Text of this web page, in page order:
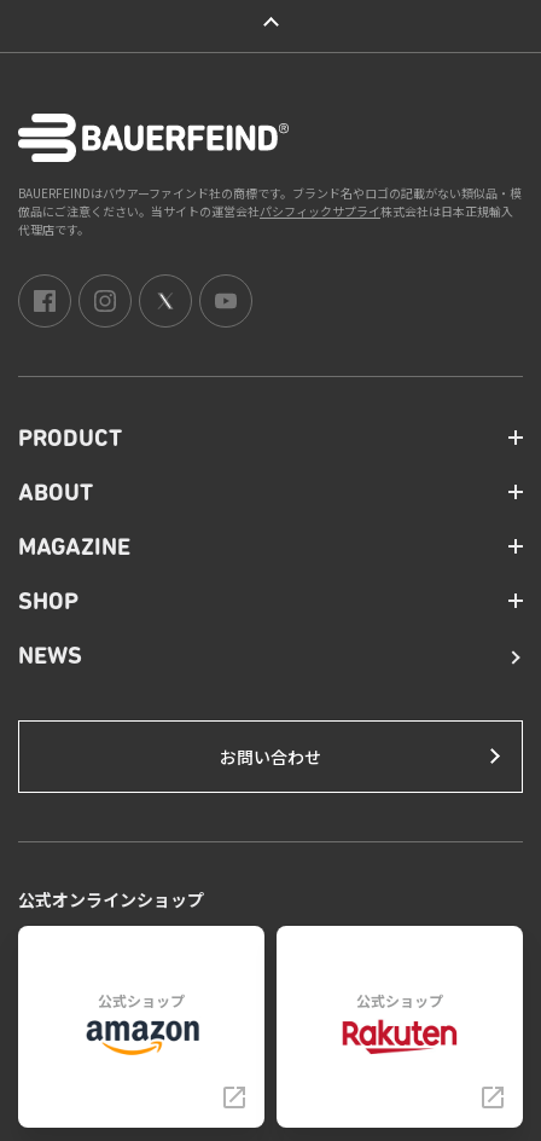
BAUERFEINDはバウアーファインド社の商標です。ブランド名やロゴの記載がない類似品・模
倣品にご注意ください。当サイトの運営会社パシフィックサプライ株式会社は日本正規輸入
代理店です。
PRODUCT
ABOUT
MAGAZINE
SHOP
NEWS
お問い合わせ
公式オンラインショップ
公式ショップ 公式ショップ